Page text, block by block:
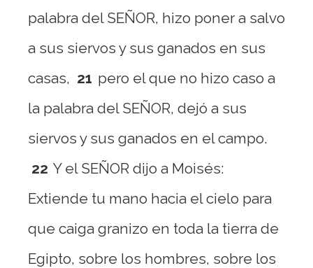
palabra del SEÑOR, hizo poner a salvo
a sus siervos y sus ganados en sus
casas, 21 pero el que no hizo caso a
la palabra del SEÑOR, dejó a sus
siervos y sus ganados en el campo.
22 Y el SEÑOR dijo a Moisés:
Extiende tu mano hacia el cielo para
que caiga granizo en toda la tierra de
Egipto, sobre los hombres, sobre los